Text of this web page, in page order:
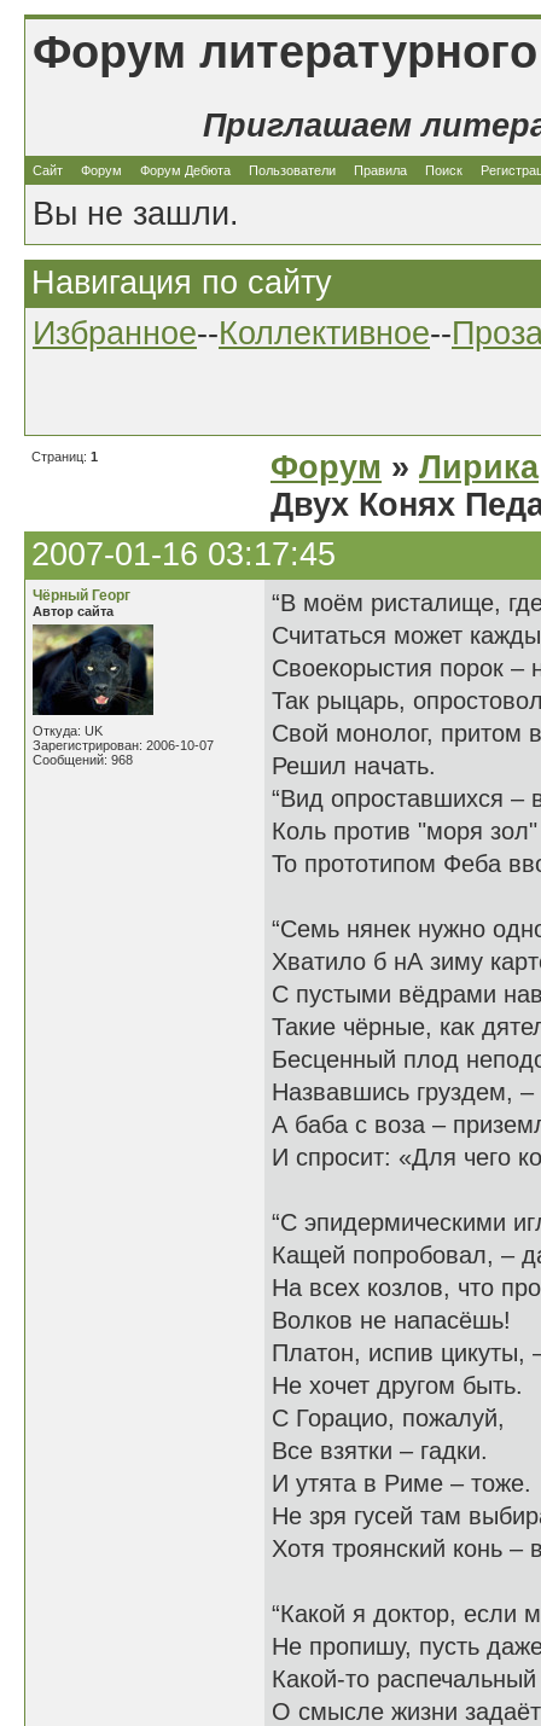
Форум
Приглашаем
Сайт Форум Форум Дебюта Пользователи Правила Поиск
Вы не зашли.
Навигация по сайту
Избранное--Коллективное--
Страниц: 1 Форум » Лирика
Двух Конях
2007-01-16 03:17:45
Чёрный Георг
Автор сайта
Откуда: UK
Зарегистрирован: 2006-10-07
Сообщений: 968
“В моём ристалище,
Считаться может
Своекорыстия порок –
Так рыцарь,
Свой монолог, притом
Решил начать.
“Вид опроставшихся –
Коль против "моря
То прототипом Феба
“Семь нянек нужно
Хватило б нА зиму
С пустыми вёдрами
Такие чёрные, как
Бесценный плод
Назвавшись груздем,
А баба с воза –
И спросит: «Для чего
“С эпидермическими
Кащей попробовал, –
На всех козлов, что
Волков не напасёшь!
Платон, испив цикуты,
Не хочет другом быть.
С Горацио, пожалуй,
Все взятки – гадки.
И утята в Риме – тоже.
Не зря гусей там
Хотя троянский конь –
“Какой я доктор, если
Не пропишу, пусть
Какой-то
О смысле жизни